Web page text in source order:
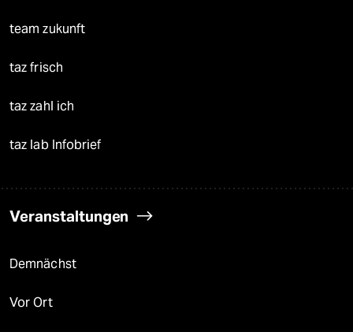
team zukunft
taz frisch
taz zahl ich
taz lab Infobrief
Veranstaltungen
Demnächst
Vor Ort